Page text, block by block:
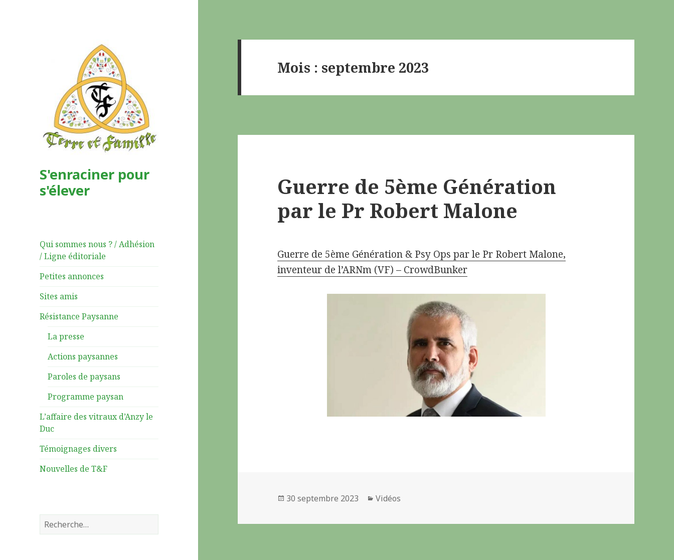
S'enraciner pour
s'élever
Qui sommes nous ? / Adhésion
/ Ligne éditoriale
Petites annonces
Sites amis
Résistance Paysanne
La presse
Actions paysannes
Paroles de paysans
Programme paysan
L’affaire des vitraux d’Anzy le
Duc
Témoignages divers
Nouvelles de T&F
R
e
Mois : septembre 2023
Guerre de 5ème Génération
par le Pr Robert Malone
Guerre de 5ème Génération & Psy Ops par le Pr Robert Malone,
inventeur de l’ARNm (VF) – CrowdBunker
Publié
30 septembre 2023 Catégories
Vidéos